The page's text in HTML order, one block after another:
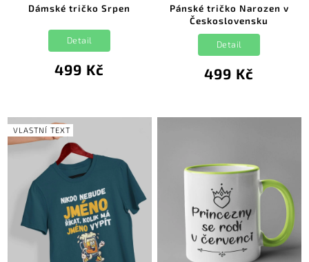
Dámské tričko Srpen
499 Kč
Detail
Pánské tričko Narozen v
Československu
499 Kč
Detail
VLASTNÍ TEXT